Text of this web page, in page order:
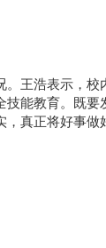
王浩表示，校
能教育。既要
真正将好事做